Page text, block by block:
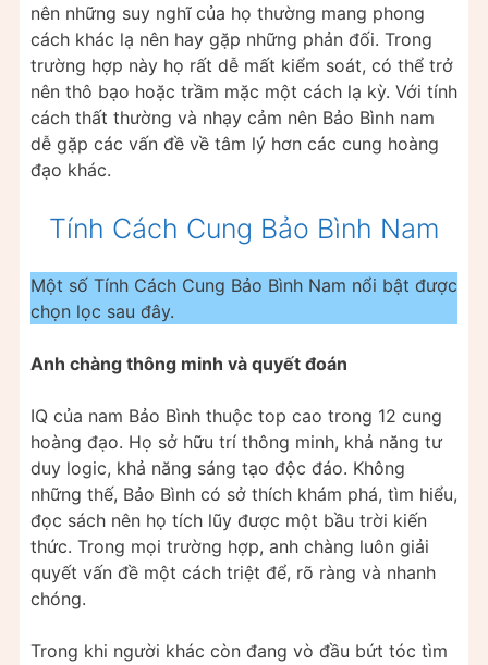
nên những suy nghĩ của họ thường mang phong
cách khác lạ nên hay gặp những phản đối. Trong
trường hợp này họ rất dễ mất kiểm soát, có thể trở
nên thô bạo hoặc trầm mặc một cách lạ kỳ. Với tính
cách thất thường và nhạy cảm nên Bảo Bình nam
dễ gặp các vấn đề về tâm lý hơn các cung hoàng
đạo khác.
Tính Cách Cung Bảo Bình Nam
Một số Tính Cách Cung Bảo Bình Nam nổi bật được
chọn lọc sau đây.
Anh chàng thông minh và quyết đoán
IQ của nam Bảo Bình thuộc top cao trong 12 cung
hoàng đạo. Họ sở hữu trí thông minh, khả năng tư
duy logic, khả năng sáng tạo độc đáo. Không
những thế, Bảo Bình có sở thích khám phá, tìm hiểu,
đọc sách nên họ tích lũy được một bầu trời kiến
thức. Trong mọi trường hợp, anh chàng luôn giải
quyết vấn đề một cách triệt để, rõ ràng và nhanh
chóng.
Trong khi người khác còn đang vò đầu bứt tóc tìm